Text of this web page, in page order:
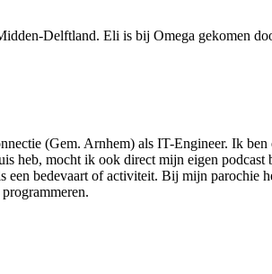
Delftland. Eli is bij Omega gekomen
(Gem. Arnhem) als IT-Engineer. Ik
heb, mocht ik ook direct mijn eigen
bedevaart of activiteit. Bij mijn